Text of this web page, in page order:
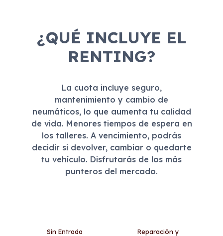
¿QUÉ INCLUYE EL
RENTING?
La cuota incluye seguro,
mantenimiento y cambio de
neumáticos, lo que aumenta tu calidad
de vida. Menores tiempos de espera en
los talleres. A vencimiento, podrás
decidir si devolver, cambiar o quedarte
tu vehículo. Disfrutarás de los más
punteros del mercado.
Sin Entrada
Reparación y